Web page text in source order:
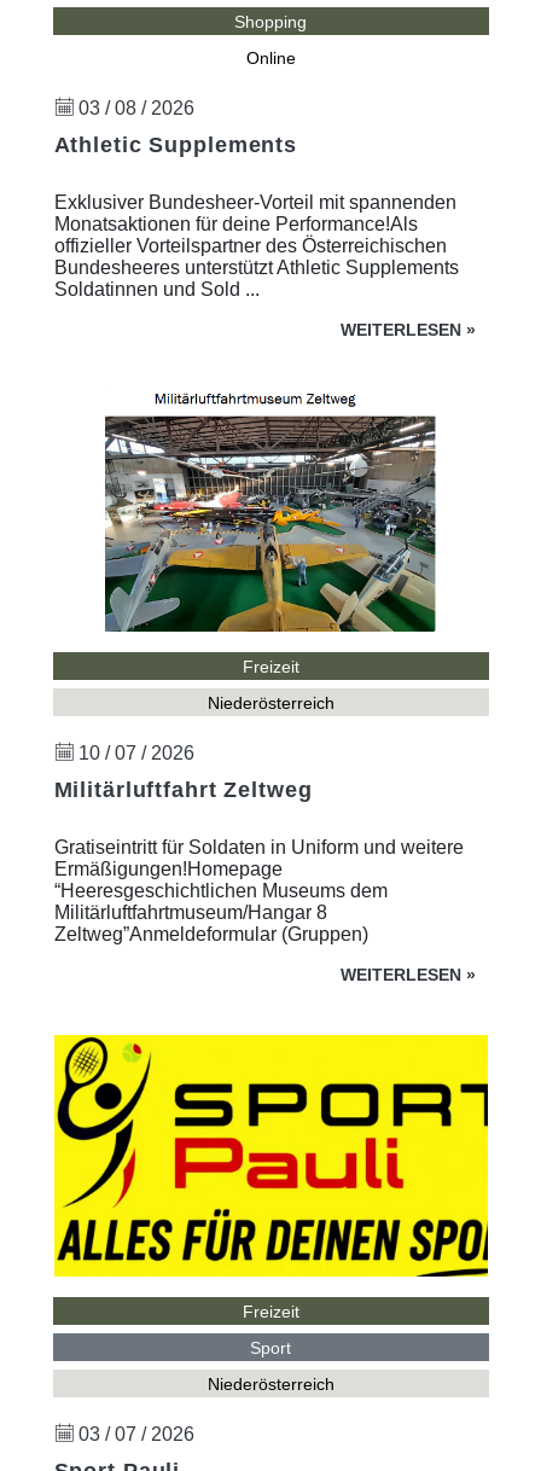
Shopping
Online
03 / 08 / 2026
Athletic Supplements
Exklusiver Bundesheer-Vorteil mit spannenden
Monatsaktionen für deine Performance!Als
offizieller Vorteilspartner des Österreichischen
Bundesheeres unterstützt Athletic Supplements
Soldatinnen und Sold ...
WEITERLESEN »
Freizeit
Niederösterreich
10 / 07 / 2026
Militärluftfahrt Zeltweg
Gratiseintritt für Soldaten in Uniform und weitere
Ermäßigungen!Homepage
“Heeresgeschichtlichen Museums dem
Militärluftfahrtmuseum/Hangar 8
Zeltweg”Anmeldeformular (Gruppen)
WEITERLESEN »
Freizeit
Sport
Niederösterreich
03 / 07 / 2026